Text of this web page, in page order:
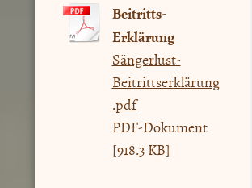
Beitritts-
Erklärung
Sängerlust-
Beitrittserklärung
.pdf
PDF-Dokument
[918.3 KB]